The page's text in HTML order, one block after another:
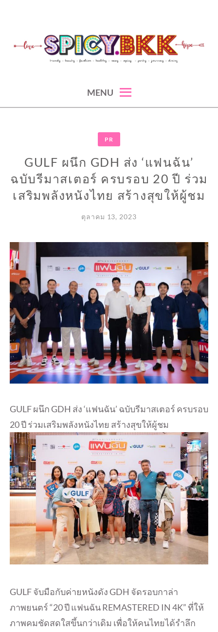
content
MENU
PR
GULF ผนึก GDH ส่ง ‘แฟนฉัน’
ฉบับรีมาสเตอร์ ครบรอบ 20 ปี ร่วม
เสริมพลังหนังไทย สร้างสุขให้ผู้ชม
ตุลาคม 13, 2023
GULF ผนึก GDH ส่ง ‘แฟนฉัน’ ฉบับรีมาสเตอร์ ครบรอบ
20 ปี ร่วมเสริมพลังหนังไทย สร้างสุขให้ผู้ชม
GULF จับมือกับค่ายหนังดัง GDH จัดรอบกาล่า
ภาพยนตร์ “20 ปี แฟนฉัน REMASTERED IN 4K” ที่ให้
ภาพคมชัดสดใสขึ้นกว่าเดิม เพื่อให้คนไทยได้รำลึก